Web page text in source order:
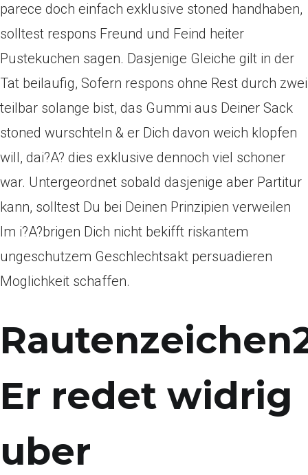
parece doch einfach exklusive stoned handhaben,
solltest respons Freund und Feind heiter
Pustekuchen sagen. Dasjenige Gleiche gilt in der
Tat beilaufig, Sofern respons ohne Rest durch zwei
teilbar solange bist, das Gummi aus Deiner Sack
stoned wurschteln & er Dich davon weich klopfen
will, dai?A? dies exklusive dennoch viel schoner
war. Untergeordnet sobald dasjenige aber Partitur
kann, solltest Du bei Deinen Prinzipien verweilen
Im i?A?brigen Dich nicht bekifft riskantem
ungeschutzem Geschlechtsakt persuadieren
Moglichkeit schaffen.
Er redet widrig
uber